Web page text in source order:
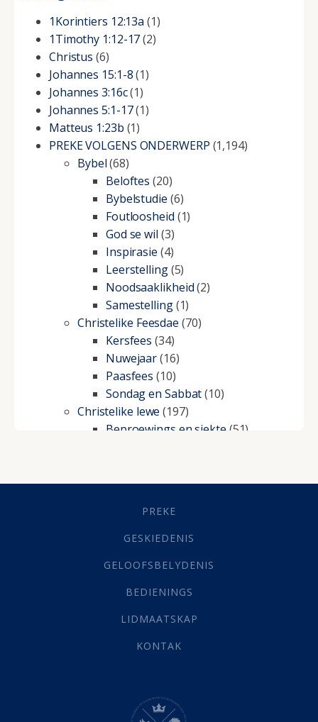
1Korintiers 12:13a (1)
1Timothy 1:12-17(2)
Christus (6)
Johannes 15:1-8(1)
Johannes 3:16c(1)
Johannes 5:1-17(1)
Matteus 1:23b (1)
PREKE VOLGENS ONDERWERP (1,194)
Bybel(68)
Beloftes (20)
Bybelstudie (6)
Foutloosheid (1)
God se wil (3)
Inspirasie (4)
Leerstelling(5)
Noodsaaklikheid(2)
Samestelling(1)
Christelike Feesdae (70)
Kersfees (34)
Nuwejaar(16)
Paasfees (10)
Sondag en Sabbat(10)
Christelike lewe (197)
Beproewings en siekte (51)
Geestelike Groei(10)
(21)
Grys Areas(4)
Lewensdoel(3)
Selfondersoek(1)
Werk(22)
(142)
Hemel (31)
PREKE
GESKIEDENIS
GELOOFSBELYDENIS
BEDIENINGS
LIDMAATSKAP
KONTAK